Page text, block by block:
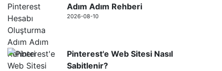
Adım Adım Rehberi
2026-08-10
Pinterest'e Web Sitesi Nasıl
Sabitlenir?